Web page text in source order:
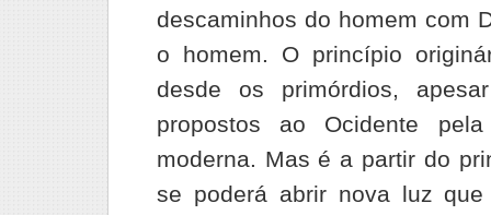
descaminhos do homem com
o homem. O princípio
desde os primórdios,
propostos ao Ocidente
moderna. Mas é a partir do
se poderá abrir nova luz